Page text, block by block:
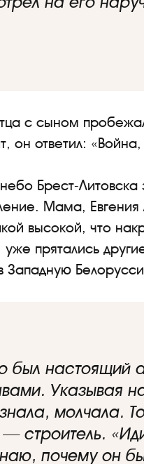
с сыном
он ответил:
Брест-
Мама,
высокой, что
прятались
Западную
настоящий
Указывая
молчала.
строитель.
почему он